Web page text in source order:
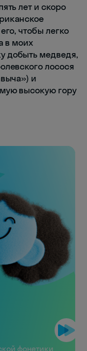
лет и скоро
чтобы легко
в моих
добыть медведя,
лосося
и
высокую гору
фонетики